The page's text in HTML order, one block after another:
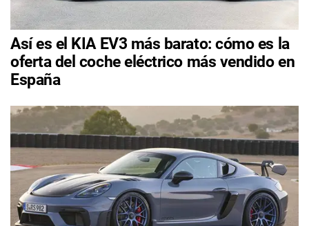
Así es el KIA EV3 más barato: cómo es la
oferta del coche eléctrico más vendido en
España